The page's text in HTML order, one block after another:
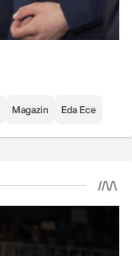
Magazin Eda Ece